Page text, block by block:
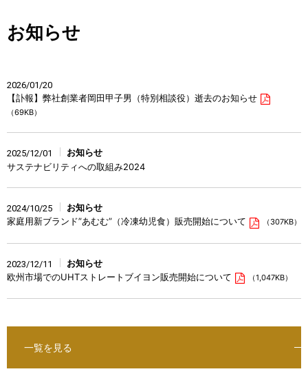
お知らせ
2026/01/20
【訃報】弊社創業者岡田甲子男（特別相談役）逝去のお知らせ
（69KB）
2025/12/01
お知らせ
サステナビリティへの取組み2024
2024/10/25
お知らせ
家庭用新ブランド”あむむ”（冷凍幼児食）販売開始について
（307KB）
2023/12/11
お知らせ
欧州市場でのUHTストレートブイヨン販売開始について
（1,047KB）
一覧を見る